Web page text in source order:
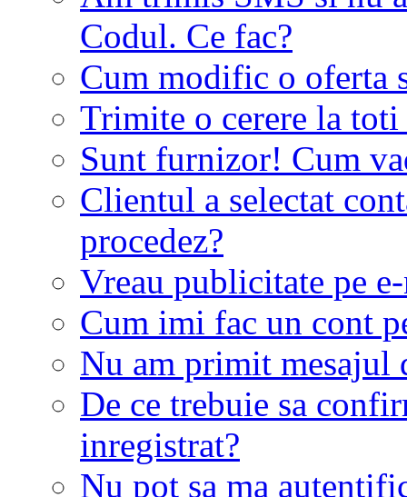
Codul. Ce fac?
Cum modific o oferta
Trimite o cerere la
Sunt furnizor! Cum
Clientul a selectat
procedez?
Vreau publicitate pe
Cum imi fac un cont
Nu am primit mesajul
De ce trebuie sa
inregistrat?
Nu pot sa ma